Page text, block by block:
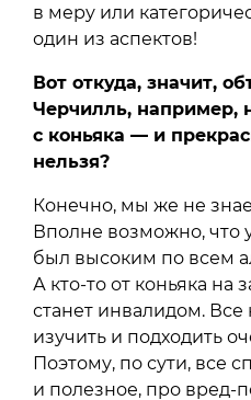
в меру или
один из аспектов!
Вот откуда, значит,
Черчилль, например,
с коньяка — и
нельзя?
Конечно, мы же не
Вполне возможно, что
был высоким по всем
А кто-то от коньяка на
станет инвалидом.
изучить и подходить
Поэтому, по сути, все
и полезное, про вред-